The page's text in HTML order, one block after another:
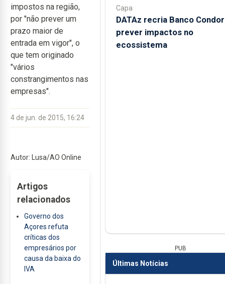
impostos na região,
por "não prever um
prazo maior de
entrada em vigor", o
que tem originado
"vários
constrangimentos nas
empresas".
4 de jun. de 2015, 16:24
Autor: Lusa/AO Online
Artigos
relacionados
Governo dos
Açores refuta
críticas dos
empresários por
causa da baixa do
IVA
Capa
DATAz recria Banco
prever impactos no
ecossistema
PUB
Últimas Notícias